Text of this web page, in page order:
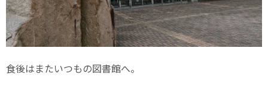
食後はまたいつもの図書館へ。